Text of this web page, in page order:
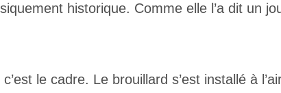
historique. Comme elle l’a dit un
le cadre. Le brouillard s’est installé à